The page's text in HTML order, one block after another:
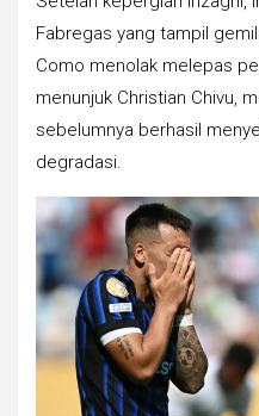
Fabregas yang tampil
Como menolak melepas
menunjuk Christian Chivu,
sebelumnya berhasil
degradasi.